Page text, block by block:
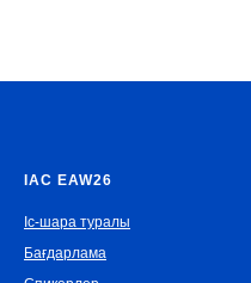
IAC EAW26
Іс-шара туралы
Бағдарлама